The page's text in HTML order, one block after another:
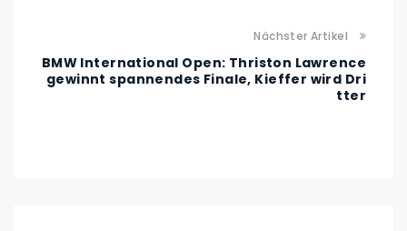
Nächster Artikel
BMW International Open: Thriston Lawrence
gewinnt spannendes Finale, Kieffer wird Dri
tter